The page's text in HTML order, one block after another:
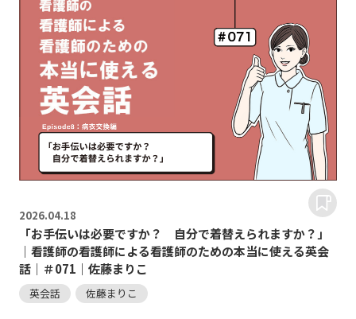
2026.04.18
「お手伝いは必要ですか？ 自分で着替えられますか？」
｜看護師の看護師による看護師のための本当に使える英会
話｜＃071｜佐藤まりこ
英会話 佐藤まりこ